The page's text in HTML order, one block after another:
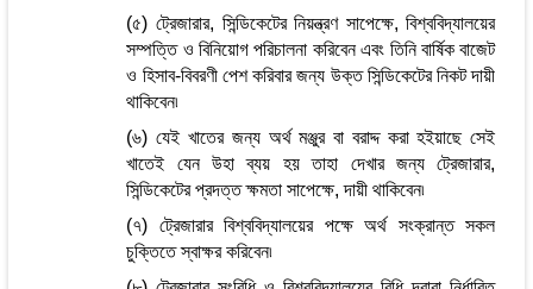
(৫) ট্রেজারার, সিন্ডিকেটের নিয়ন্ত্রণ সাপেক্ষে, বিশ্ববিদ্যালয়ের
সম্পত্তি ও বিনিয়োগ পরিচালনা করিবেন এবং তিনি বার্ষিক বাজেট
ও হিসাব-বিবরণী পেশ করিবার জন্য উক্ত সিন্ডিকেটের নিকট দায়ী
থাকিবেন৷
(৬) যেই খাতের জন্য অর্থ মঞ্জুর বা বরাদ্দ করা হইয়াছে সেই
খাতেই যেন উহা ব্যয় হয় তাহা দেখার জন্য ট্রেজারার,
সিন্ডিকেটের প্রদত্ত ক্ষমতা সাপেক্ষে, দায়ী থাকিবেন৷
(৭) ট্রেজারার বিশ্ববিদ্যালয়ের পক্ষে অর্থ সংক্রান্ত সকল
চুক্তিতে স্বাক্ষর করিবেন৷